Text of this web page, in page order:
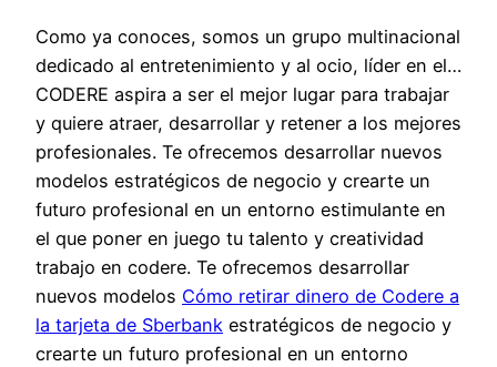
Como ya conoces, somos un grupo multinacional
dedicado al entretenimiento y al ocio, líder en el…
CODERE aspira a ser el mejor lugar para trabajar
y quiere atraer, desarrollar y retener a los mejores
profesionales. Te ofrecemos desarrollar nuevos
modelos estratégicos de negocio y crearte un
futuro profesional en un entorno estimulante en
el que poner en juego tu talento y creatividad
trabajo en codere. Te ofrecemos desarrollar
nuevos modelos Cómo retirar dinero de Codere a
la tarjeta de Sberbank estratégicos de negocio y
crearte un futuro profesional en un entorno